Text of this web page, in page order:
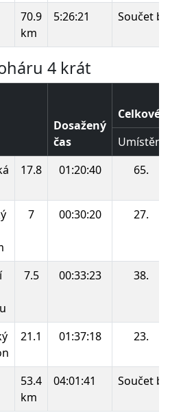
70.9
km
5:26:21 Součet
4 krát
Dosažený
čas
Celkové
Umístění
17.8 01:20:40 65.
7 00:30:20 27.
7.5 00:33:23 38.
21.1 01:37:18 23.
53.4
km
04:01:41 Součet